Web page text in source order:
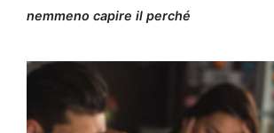
nemmeno capire il perché